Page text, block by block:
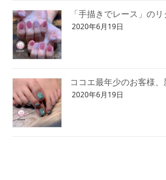
「手描きでレース」の
2020年6月19日
ココエ最年少のお客様
2020年6月19日